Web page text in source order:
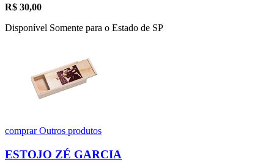
R$ 30,00
Disponível Somente para o Estado de SP
comprarOutros produtos
ESTOJO ZÉ GARCIA